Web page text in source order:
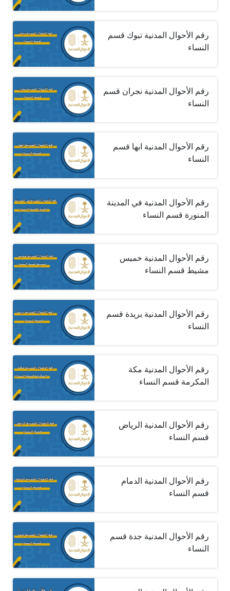
رقم الأحوال المدنية تبوك قسم
النساء
رقم الأحوال المدنية نجران قسم
النساء
رقم الأحوال المدنية ابها قسم
النساء
رقم الأحوال المدنية في المدينة
المنورة قسم النساء
رقم الأحوال المدنية خميس
مشيط قسم النساء
رقم الأحوال المدنية بريدة قسم
النساء
رقم الأحوال المدنية مكة
المكرمة قسم النساء
رقم الأحوال المدنية الرياض
قسم النساء
رقم الأحوال المدنية الدمام
قسم النساء
رقم الأحوال المدنية جدة قسم
النساء